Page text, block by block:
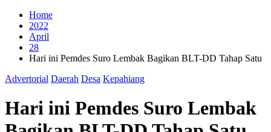
Home
2022
April
28
Hari ini Pemdes Suro Lembak Bagikan BLT-DD Tahap Satu
Advertorial Daerah Desa Kepahiang
Hari ini Pemdes Suro Lembak